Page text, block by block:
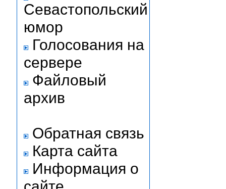
Севастопольский
юмор
Голосования на
сервере
Файловый
архив
Обратная связь
Карта сайта
Информация о